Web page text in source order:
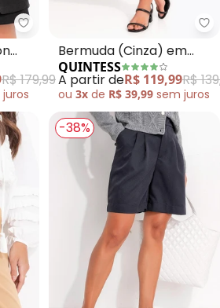
Quintess - Short Preto em
R$ 179,99
juros
Bermuda (Cinza) em
Malha Suede
QUINTESS
A partir deR$ 119,99R$
ou 3x de R$ 39,99 sem juros
-38%